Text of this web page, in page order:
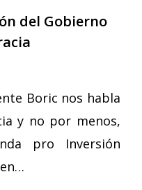
del Gobierno
Boric nos habla
y no por menos,
pro Inversión